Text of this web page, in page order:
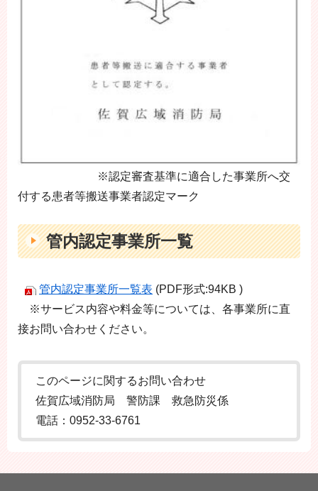
※認定審査基準に適合した事業所へ交
付する患者等搬送事業者認定マーク
管内認定事業所一覧
管内認定事業所一覧表 (PDF形式:94KB )
※サービス内容や料金等については、各事業所に直
接お問い合わせください。
このページに関するお問い合わせ
佐賀広域消防局 警防課 救急防災係
電話：0952-33-6761